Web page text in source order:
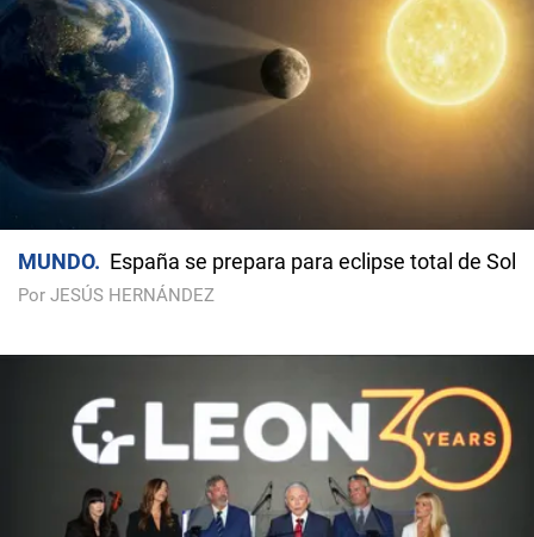
MUNDO España se prepara para eclipse total de Sol
Por JESÚS HERNÁNDEZ